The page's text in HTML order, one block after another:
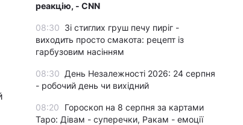
реакцію, - CNN
08:30 Зі стиглих груш печу пиріг -
виходить просто смакота: рецепт із
гарбузовим насінням
08:30 День Незалежності 2026: 24 серпня
- робочий день чи вихідний
08:20
Гороскоп на 8 серпня за картами
Таро: Дівам - суперечки, Ракам - емоції